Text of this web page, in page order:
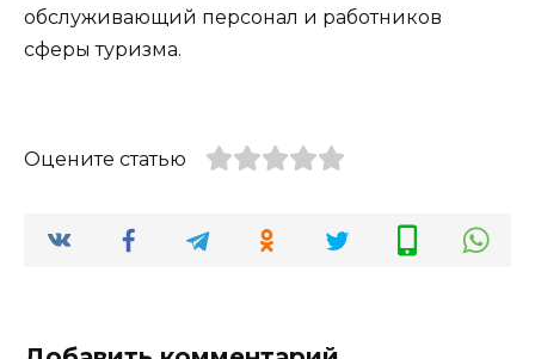
обслуживающий персонал и работников
сферы туризма.
Оцените статью